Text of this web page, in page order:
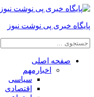
پایگاه خبری پی نوشت نیوز
صفحه اصلی
اخبارمهم
سیاسی
اقتصادی